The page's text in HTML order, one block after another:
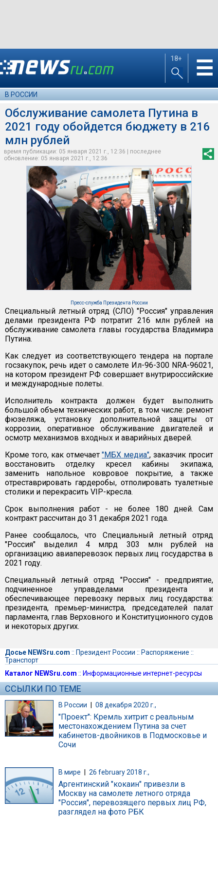
18+ ☰
В РОССИИ
Обслуживание самолета Путина в
2021 году обойдется бюджету в 216
млн рублей
время публикации: 05 января 2021 г., 12:36 | последнее
обновление: 05 января 2021 г., 12:36
Пресс-служба Президента России
Специальный летный отряд (СЛО) "Россия" управления
делами президента РФ потратит 216 млн рублей на
обслуживание самолета главы государства Владимира
Путина.
Как следует из соответствующего тендера на портале
госзакупок, речь идет о самолете Ил-96-300 NRA-96021,
на котором президент РФ совершает внутрироссийские
и международные полеты.
Исполнитель контракта должен будет выполнить
большой объем технических работ, в том числе: ремонт
фюзеляжа, установку дополнительной защиты от
коррозии, оперативное обслуживание двигателей и
осмотр механизмов входных и аварийных дверей.
Кроме того, как отмечает"МБХ медиа", заказчик просит
восстановить отделку кресел кабины экипажа,
заменить напольное ковровое покрытие, а также
отреставрировать гардеробы, отполировать туалетные
столики и перекрасить VIP-кресла.
Срок выполнения работ - не более 180 дней. Сам
контракт рассчитан до 31 декабря 2021 года.
Ранее сообщалось, что Специальный летный отряд
"Россия" выделил 4 млрд 303 млн рублей на
организацию авиаперевозок первых лиц государства в
2021 году.
Специальный летный отряд "Россия" - предприятие,
подчиненное управделами президента и
обеспечивающее перевозку первых лиц государства:
президента, премьер-министра, председателей палат
парламента, глав Верховного и Конституционного судов
и некоторых других.
Досье NEWSru.com :: Президент России :: Распоряжение ::
Транспорт
Каталог NEWSru.com :: Информационные интернет-ресурсы
ССЫЛКИ ПО ТЕМЕ
В России | 08 декабря 2020 г.,
"Проект": Кремль хитрит с реальным
местонахождением Путина за счет
кабинетов-двойников в Подмосковье и
Сочи
В мире 26 february 2018 г.,
Аргентинский "кокаин" привезли в
Москву на самолете летного отряда
"Россия", перевозящего первых лиц РФ,
разглядел на фото РБК